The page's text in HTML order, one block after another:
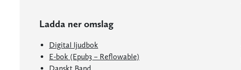
Ladda ner omslag
Digital ljudbok
E-bok (Epub3 – Reflowable)